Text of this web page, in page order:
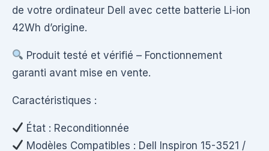
de votre ordinateur Dell avec cette batterie Li-ion
42Wh d’origine.
Produit testé et vérifié – Fonctionnement
garanti avant mise en vente.
Caractéristiques :
État : Reconditionnée
Modèles Compatibles : Dell Inspiron 15-3521 /